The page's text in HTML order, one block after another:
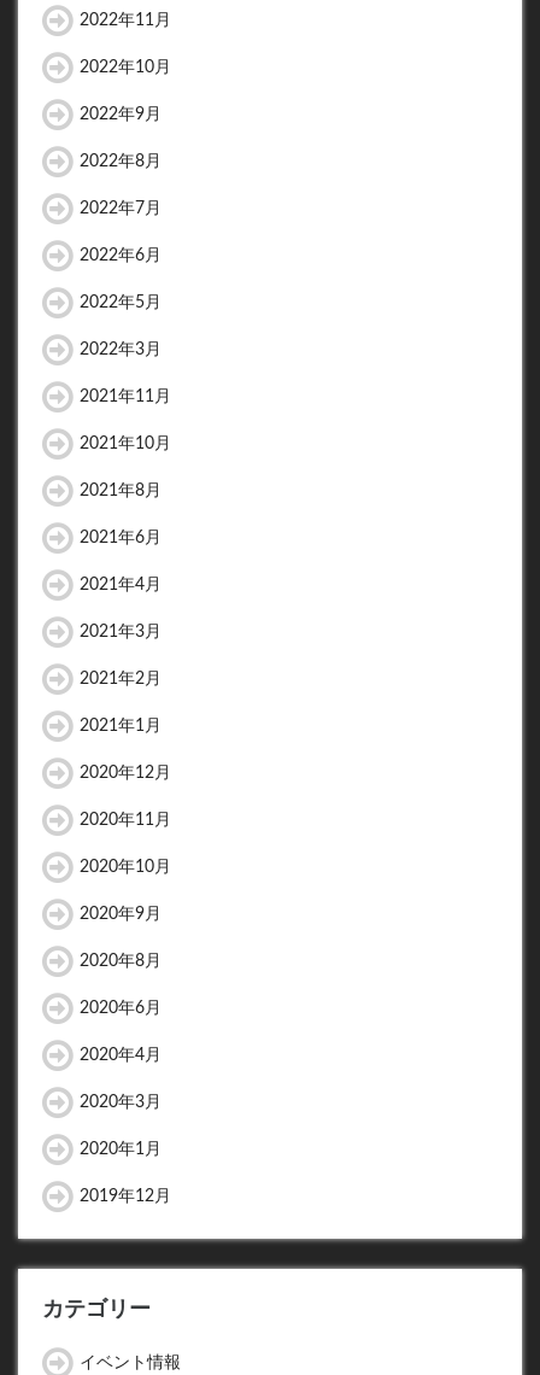
2022年11月
2022年10月
2022年9月
2022年8月
2022年7月
2022年6月
2022年5月
2022年3月
2021年11月
2021年10月
2021年8月
2021年6月
2021年4月
2021年3月
2021年2月
2021年1月
2020年12月
2020年11月
2020年10月
2020年9月
2020年8月
2020年6月
2020年4月
2020年3月
2020年1月
2019年12月
カテゴリー
イベント情報